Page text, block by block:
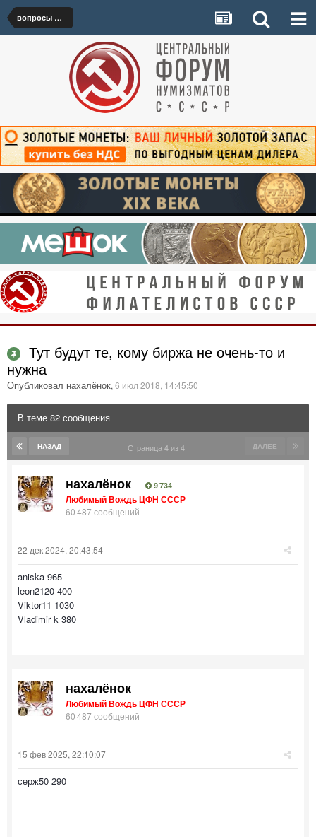
вопросы по работе биржи
Тут будут те, кому биржа не очень-то и
нужна
Опубликовал нахалёнок, 6 июл 2018, 14:45:50
В теме 82 сообщения
НАЗАД ДАЛЕЕ
Страница 4 из 4
нахалёнок 9 734
Любимый Вождь ЦФН СССР
60 487 сообщений
22 дек 2024, 20:43:54
aniska 965
leon2120 400
Viktor11 1030
Vladimir k 380
нахалёнок
Любимый Вождь ЦФН СССР
60 487 сообщений
15 фев 2025, 22:10:07
серж50 290